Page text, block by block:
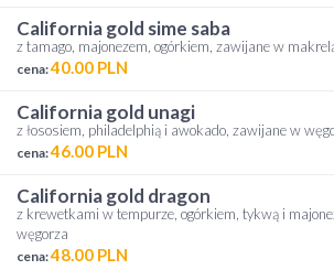
california gold sime saba
z tamago, majonezem, ogórkiem, zawijane w
cena:40.00 PLN
california gold unagi
z łososiem, philadelphią i awokado, zawijane w
cena:46.00 PLN
california gold dragon
z krewetkami w tempurze, ogórkiem, tykwą i
węgorza
cena:48.00 PLN